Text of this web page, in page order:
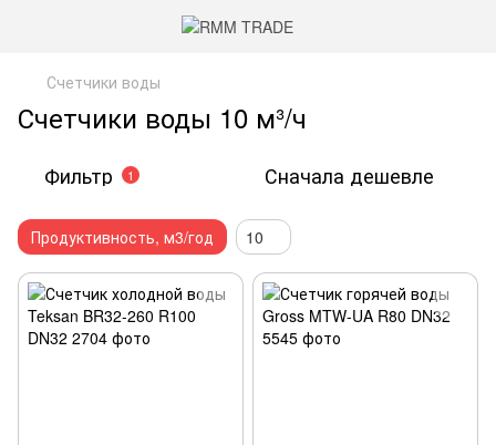
Счетчики воды
Счетчики воды 10 м³/ч
Фильтр 1 Сначала дешевле
Продуктивность, м3/год 10